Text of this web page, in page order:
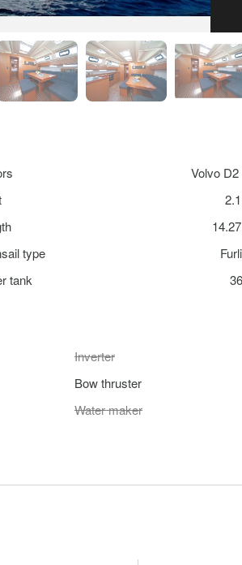
Volvo D2
type
tank
Inverter
Bow thruster
Water maker